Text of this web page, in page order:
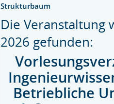
Strukturbaum
Die Veranstaltung
2026 gefunden:
Betriebliche